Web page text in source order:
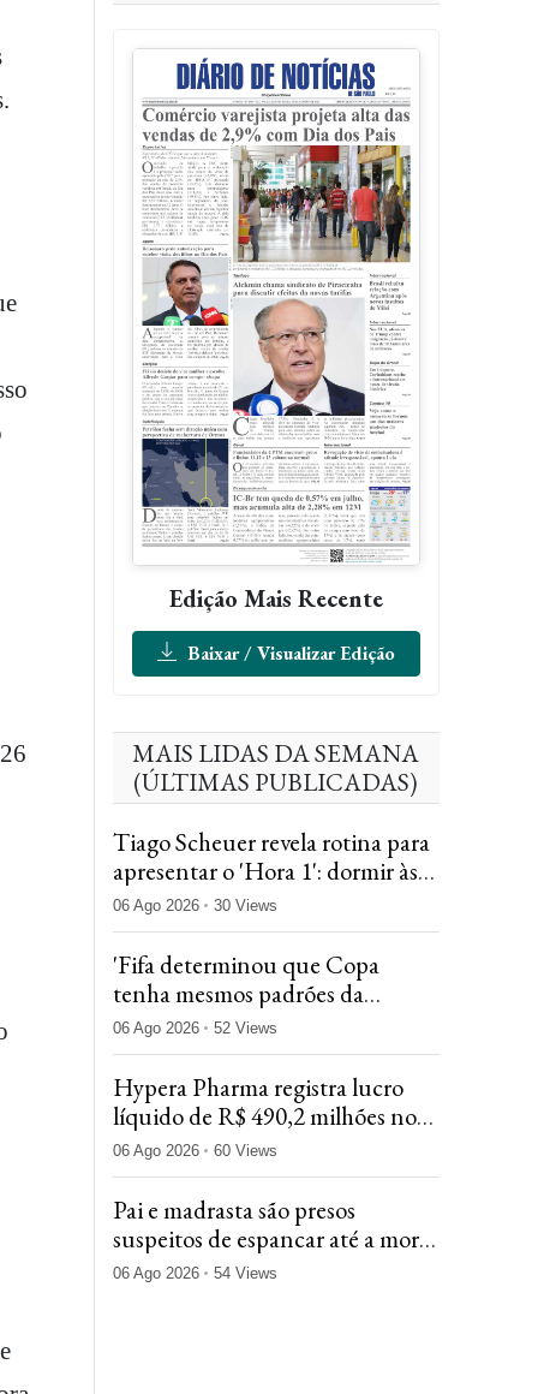
Edição Mais Recente
Baixar / Visualizar Edição
MAIS LIDAS DA SEMANA
(ÚLTIMAS PUBLICADAS)
Tiago Scheuer revela rotina para
apresentar o 'Hora 1': dormir às
17h e acordar à 0h
06 Ago 2026 30 Views
'Fifa determinou que Copa
tenha mesmos padrões da
masculina', diz diretora do
comitê do Mundial
06 Ago 2026 52 Views
Hypera Pharma registra lucro
líquido de R$ 490,2 milhões no
2º trimestre, alta anual de 15,2%
06 Ago 2026 60 Views
Pai e madrasta são presos
suspeitos de espancar até a morte
menino de três anos no
06 Ago 2026 54 Views